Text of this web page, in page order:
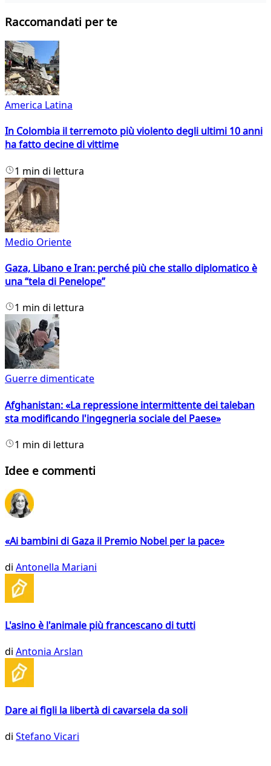
Raccomandati per te
America Latina
In Colombia il terremoto più violento degli ultimi 10 anni
ha fatto decine di vittime
1 min di lettura
Medio Oriente
Gaza, Libano e Iran: perché più che stallo diplomatico è
una “tela di Penelope”
1 min di lettura
Guerre dimenticate
Afghanistan: «La repressione intermittente dei taleban
sta modificando l'ingegneria sociale del Paese»
1 min di lettura
Idee e commenti
«Ai bambini di Gaza il Premio Nobel per la pace»
di Antonella Mariani
L'asino è l'animale più francescano di tutti
di Antonia Arslan
Dare ai figli la libertà di cavarsela da soli
di Stefano Vicari